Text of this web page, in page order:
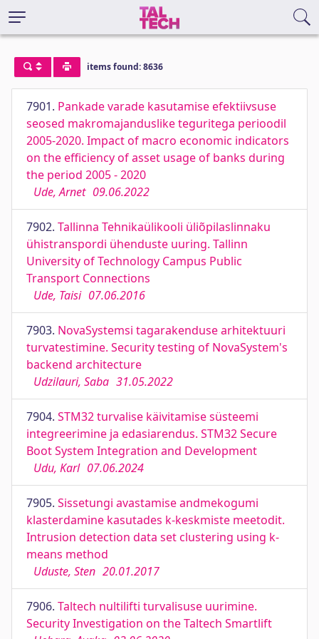
items found: 8636
7901. Pankade varade kasutamise efektiivsuse
seosed makromajanduslike teguritega perioodil
2005-2020. Impact of macro economic indicators
on the efficiency of asset usage of banks during
the period 2005 - 2020
Ude, Arnet 09.06.2022
7902. Tallinna Tehnikaülikooli üliõpilaslinnaku
ühistranspordi ühenduste uuring. Tallinn
University of Technology Campus Public
Transport Connections
Ude, Taisi 07.06.2016
7903. NovaSystemsi tagarakenduse arhitektuuri
turvatestimine. Security testing of NovaSystem's
backend architecture
Udzilauri, Saba 31.05.2022
7904. STM32 turvalise käivitamise süsteemi
integreerimine ja edasiarendus. STM32 Secure
Boot System Integration and Development
Udu, Karl 07.06.2024
7905. Sissetungi avastamise andmekogumi
klasterdamine kasutades k-keskmiste meetodit.
Intrusion detection data set clustering using k-
means method
Uduste, Sten 20.01.2017
7906. Taltech nultilifti turvalisuse uurimine.
Security Investigation on the Taltech Smartlift